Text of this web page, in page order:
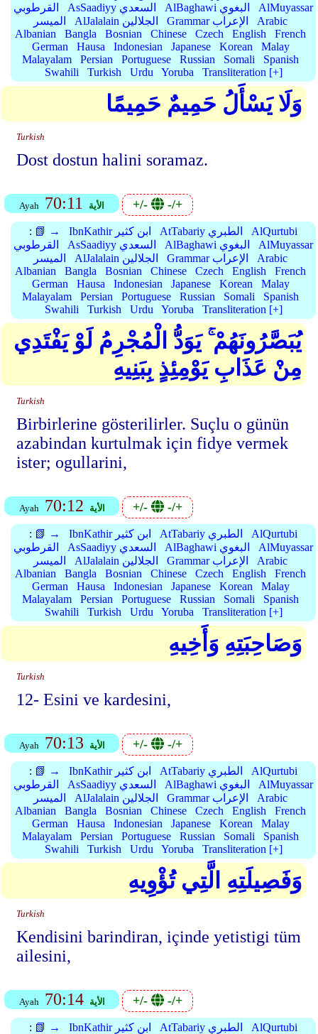
القرطوبي AsSaadiyy السعدي AlBaghawi البغوي
AlMuyassar
الميسر
AlJalalain الجلالين Grammar الإعراب
Arabic
Albanian
Bangla Bosnian Chinese Czech English
French
German
Hausa Indonesian Japanese Korean
Malay
Malayalam
Persian Portuguese Russian Somali
Spanish
Swahili
Turkish Urdu Yoruba Transliteration [+]
وَلَا يَسْأَلُ حَمِيمٌ حَمِيمًا
Turkish
Dost dostun halini soramaz.
Ayah 70:11 الأية +/- -/+
: 📗 → IbnKathir ابن كثير AtTabariy الطبري
AlQurtubi
القرطوبي
AsSaadiyy السعدي AlBaghawi البغوي
AlMuyassar
الميسر
AlJalalain الجلالين Grammar الإعراب
Arabic
Albanian
Bangla Bosnian Chinese Czech English
French
German
Hausa Indonesian Japanese Korean
Malay
Malayalam
Persian Portuguese Russian Somali
Spanish
Swahili
Turkish Urdu Yoruba Transliteration [+]
يُبَصَّرُونَهُمْ ۚ يَوَدُّ الْمُجْرِمُ لَوْ يَفْتَدِي
مِنْ عَذَابِ يَوْمِئِذٍ بِبَنِيهِ
Turkish
Birbirlerine gösterilirler. Suçlu o günün
azabindan kurtulmak için fidye vermek
ister; ogullarini,
Ayah 70:12 الأية +/- -/+
: 📗 → IbnKathir ابن كثير AtTabariy الطبري
AlQurtubi
القرطوبي
AsSaadiyy السعدي AlBaghawi البغوي
AlMuyassar
الميسر
AlJalalain الجلالين Grammar الإعراب
Arabic
Albanian
Bangla Bosnian Chinese Czech English
French
German
Hausa Indonesian Japanese Korean
Malay
Malayalam
Persian Portuguese Russian Somali
Spanish
Swahili
Turkish Urdu Yoruba Transliteration [+]
وَصَاحِبَتِهِ وَأَخِيهِ
Turkish
12- Esini ve kardesini,
Ayah 70:13 الأية +/- -/+
: 📗 → IbnKathir ابن كثير AtTabariy الطبري
AlQurtubi
القرطوبي
AsSaadiyy السعدي AlBaghawi البغوي
AlMuyassar
الميسر
AlJalalain الجلالين Grammar الإعراب
Arabic
Albanian
Bangla Bosnian Chinese Czech English
French
German
Hausa Indonesian Japanese Korean
Malay
Malayalam
Persian Portuguese Russian Somali
Spanish
Swahili
Turkish Urdu Yoruba Transliteration [+]
وَفَصِيلَتِهِ الَّتِي تُؤْوِيهِ
Turkish
Kendisini barindiran, içinde yetistigi tüm
ailesini,
Ayah 70:14 الأية +/- -/+
: 📗 → IbnKathir ابن كثير AtTabariy الطبري
AlQurtubi